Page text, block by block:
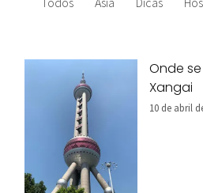
Onde
Xangai
10 de abril